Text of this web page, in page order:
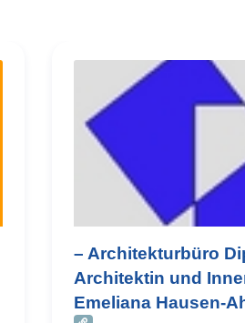
– Architekturbüro
Architektin und
Emeliana Hausen-